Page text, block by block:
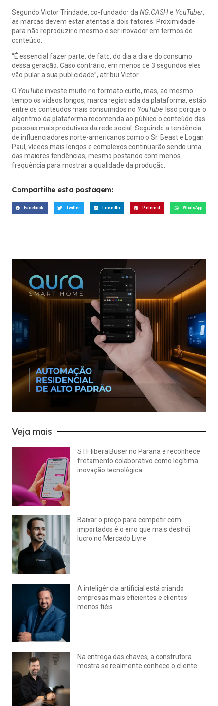
Segundo Victor Trindade, co-fundador da NG.CASHe YouTuber,
as marcas devem estar atentas a dois fatores: Proximidade
para não reproduzir o mesmo e ser inovador em termos de
conteúdo.
“É essencial fazer parte, de fato, do dia a dia e do consumo
dessa geração. Caso contrário, em menos de 3 segundos eles
vão pular a sua publicidade”, atribui Victor.
O YouTubeinveste muito no formato curto, mas, ao mesmo
tempo os vídeos longos, marca registrada da plataforma, estão
entre os conteúdos mais consumidos no YouTube. Isso porque o
algoritmo da plataforma recomenda ao público o conteúdo das
pessoas mais produtivas da rede social. Seguindo a tendência
de influenciadores norte-americanos como o Sr. Beast e Logan
Paul, vídeos mais longos e complexos continuarão sendo uma
das maiores tendências, mesmo postando com menos
frequência para mostrar a qualidade da produção.
Compartilhe esta postagem:
Facebook Twitter LinkedIn Pinterest WhatsApp
Veja mais
STF libera Buser no Paraná e reconhece
fretamento colaborativo como legítima
inovação tecnológica
Baixar o preço para competir com
importados é o erro que mais destrói
lucro no Mercado Livre
A inteligência artificial está criando
empresas mais eficientes e clientes
menos fiéis
Na entrega das chaves, a construtora
mostra se realmente conhece o cliente